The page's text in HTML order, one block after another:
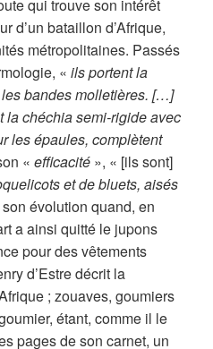
qui trouve son intérêt
d’un bataillon d’Afrique,
métropolitaines. Passés
«ils portent la
bandes molletières. […]
la chéchia semi-rigide avec
les épaules, complètent
«efficacité », « [ils sont]
et de bluets, aisés
évolution quand, en
a ainsi quitté le jupons
pour des vêtements
d’Estre décrit la
; zouaves, goumiers
étant, comme il le
pages de son carnet, un